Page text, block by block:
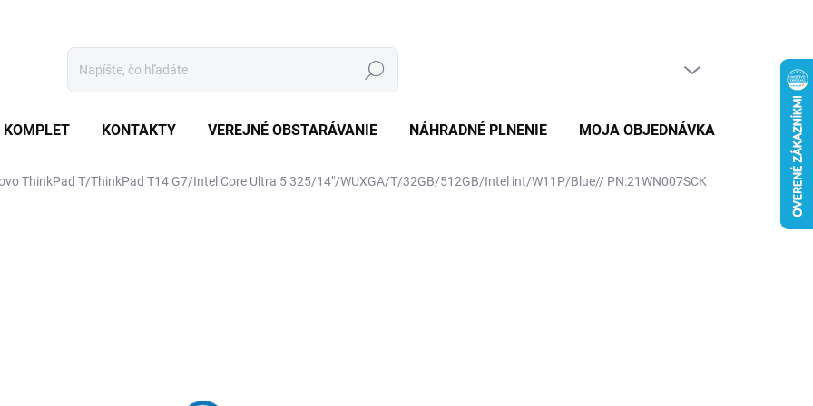
Hľadať
KOMPLET KONTAKTY VEREJNÉ OBSTARÁVANIE NÁHRADNÉ PLNENIE MOJA OBJEDNÁVKA ZNAČKY
ThinkPad T/ThinkPad T14 G7/Intel Core Ultra 5 325/14"/WUXGA/T/32GB/512GB/Intel int/W11P/Blue// PN:21WN007SCK